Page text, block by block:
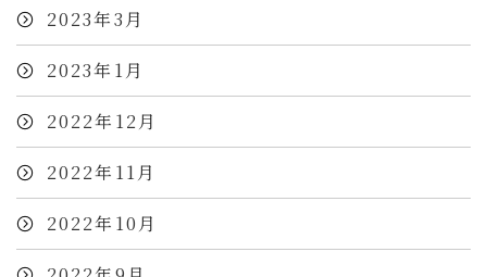
2023年3月
2023年1月
2022年12月
2022年11月
2022年10月